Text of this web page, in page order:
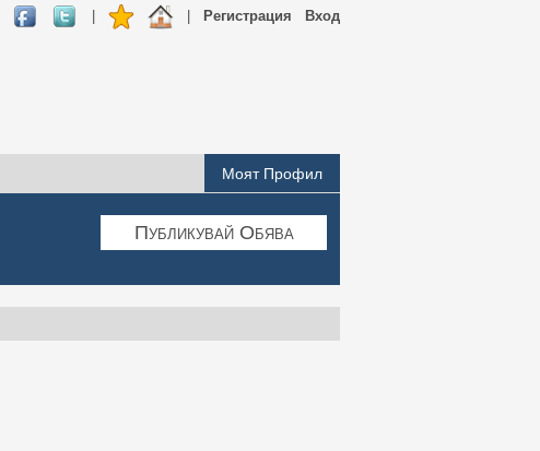
Вход
Регистрация
Моят Профил
Публикувай Обява